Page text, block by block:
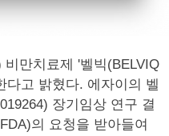
만치료제 '벨빅(BELVIQ
다고 밝혔다. 에자이의 벨
장기임상 연구 결
의 요청을 받아들여